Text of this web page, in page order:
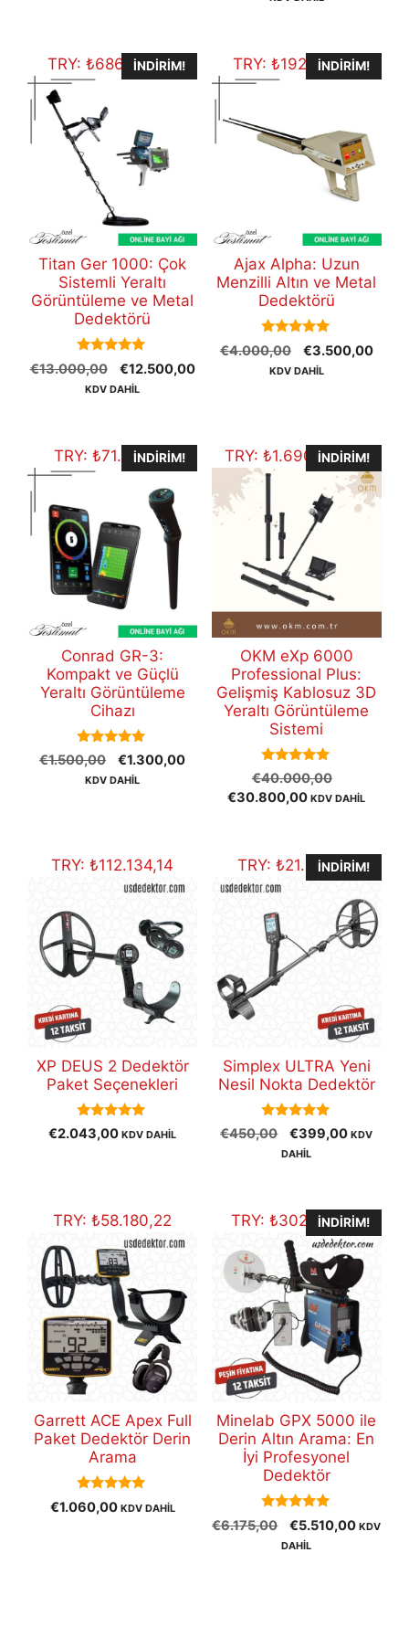
TRY: ₺686.087,50
İNDIRIM!
Titan Ger 1000: Çok
Sistemli Yeraltı
Görüntüleme ve Metal
Dedektörü
5.00
out of 5
€13.000,00
Orijinal
fiyat:
€12.500,00Şu
KDV DAHİL
TRY: ₺192.104,50
İNDIRIM!
Ajax Alpha: Uzun
Menzilli Altın ve Metal
Dedektörü
5.00
out of 5
€4.000,00
Orijinal
fiyat:
€3.500,00Şu
KDV DAHİL
TRY: ₺71.353,10
İNDIRIM!
Conrad GR-3:
Kompakt ve Güçlü
Yeraltı Görüntüleme
Cihazı
5.00
out of 5
€1.500,00
Orijinal
fiyat:
€1.300,00Şu
KDV DAHİL
TRY: ₺1.690.519,60
İNDIRIM!
OKM eXp 6000
Professional Plus:
Gelişmiş Kablosuz 3D
Yeraltı Görüntüleme
Sistemi
5.00
out of 5
€40.000,00
fiyat:
€30.800,00Şu
€30.800,00.
KDV DAHİL
TRY:₺112.134,14
XP DEUS 2 Dedektör
Paket Seçenekleri
5.00
out of 5
€2.043,00 KDV DAHİL
TRY: ₺21.899,91
İNDIRIM!
Simplex ULTRA Yeni
Nesil Nokta Dedektör
5.00
out of 5
€450,00
Orijinal
fiyat:
€399,00Şu
KDV
DAHİL
TRY:₺58.180,22
Garrett ACE Apex Full
Paket Dedektör Derin
Arama
5.00
out of 5
€1.060,00 KDV DAHİL
TRY: ₺302.427,37
İNDIRIM!
Minelab GPX 5000 ile
Derin Altın Arama: En
İyi Profesyonel
Dedektör
5.00
out of 5
€6.175,00
Orijinal
fiyat:
€5.510,00Şu
KDV
DAHİL